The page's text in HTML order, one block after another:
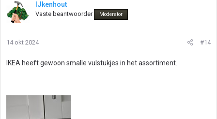
IJkenhout
Vaste beantwoorder Moderator
14 okt 2024 #14
IKEA heeft gewoon smalle vulstukjes in het assortiment.